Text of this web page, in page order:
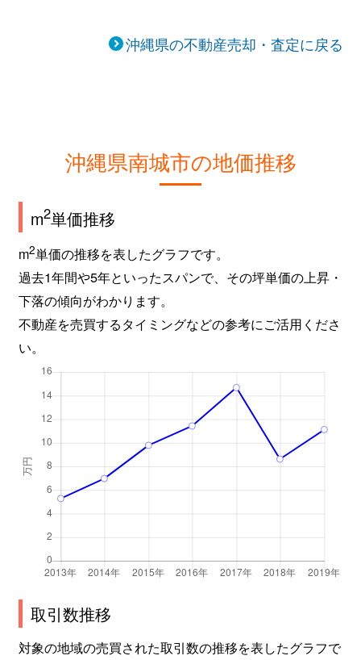
沖縄県の不動産売却・査定に戻る
沖縄県南城市の地価推移
m2単価推移
m2単価の推移を表したグラフです。
過去1年間や5年といったスパンで、その坪単価の上昇・
下落の傾向がわかります。
不動産を売買するタイミングなどの参考にご活用くださ
い。
取引数推移
対象の地域の売買された取引数の推移を表したグラフで